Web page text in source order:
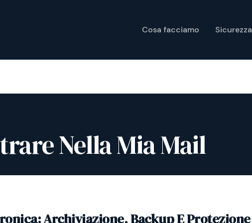
Cosa facciamo Sicurezza
Nella Mia Mail
Archiviazione, Backup E Protezione